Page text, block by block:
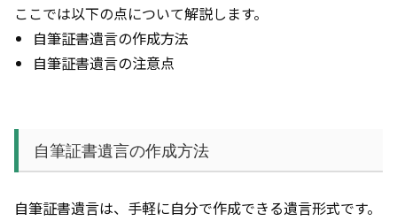
ここでは以下の点について解説します。
自筆証書遺言の作成方法
自筆証書遺言の注意点
自筆証書遺言の作成方法
自筆証書遺言は、手軽に自分で作成できる遺言形式です。